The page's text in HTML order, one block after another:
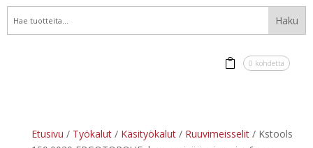
0 kohdetta
Etusivu / Työkalut/ Käsityökalut/ Ruuvimeisselit/ Kstools